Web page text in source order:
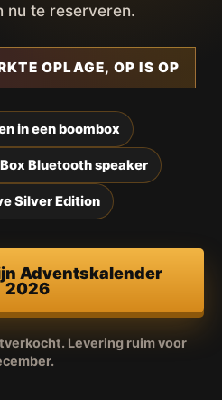
te reserveren.
OPLAGE, OP IS OP
in een boombox
Bluetooth speaker
Silver Edition
Adventskalender
2026
Levering ruim voor